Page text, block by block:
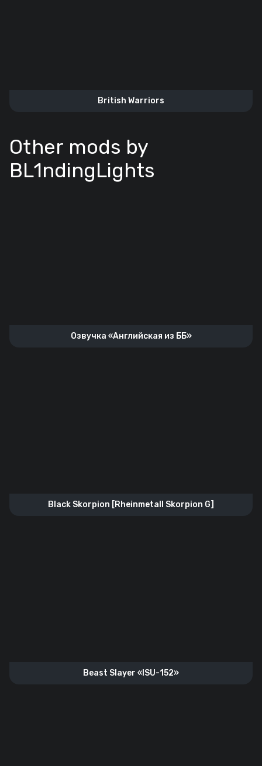
British Warriors
Other mods by
BL1ndingLights
Озвучка «Английская из ББ»
Black Skorpion [Rheinmetall Skorpion G]
Beast Slayer «ISU-152»